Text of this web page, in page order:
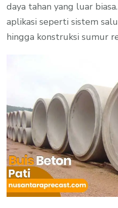
daya tahan yang luar
aplikasi seperti sistem
hingga konstruksi sumur